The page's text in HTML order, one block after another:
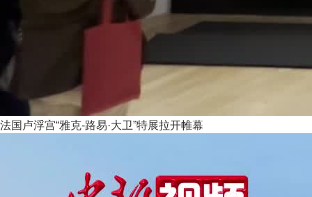
法国卢浮宫“雅克-路易·大卫”特展拉开帷幕